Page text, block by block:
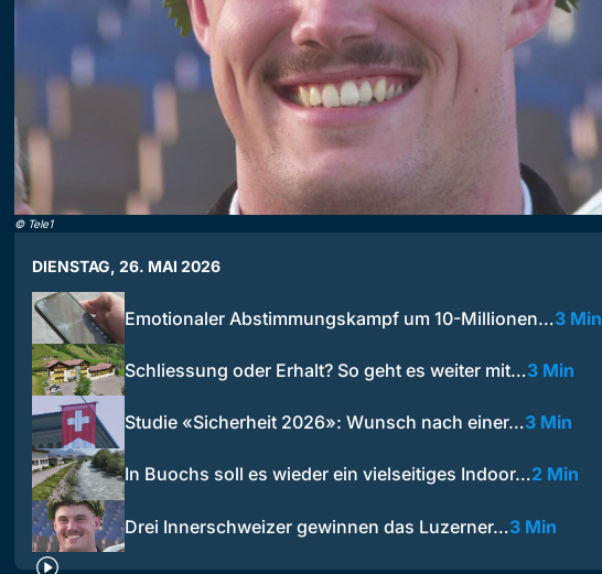
© Tele1
DIENSTAG, 26. MAI 2026
Emotionaler Abstimmungskampf um 10-Millionen…3 Min
Schliessung oder Erhalt? So geht es weiter mit…3 Min
Studie «Sicherheit 2026»: Wunsch nach einer…3 Min
In Buochs soll es wieder ein vielseitiges Indoor…2 Min
Drei Innerschweizer gewinnen das Luzerner…3 Min